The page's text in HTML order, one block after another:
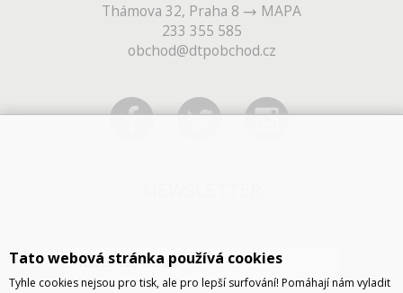
Thámova 32, Praha 8
MAPA
233 355 585
obchod@dtpobchod.cz
Tato webová stránka používá cookies
Tyhle cookies nejsou pro tisk, ale pro lepší surfování! Pomáhají nám vyladit